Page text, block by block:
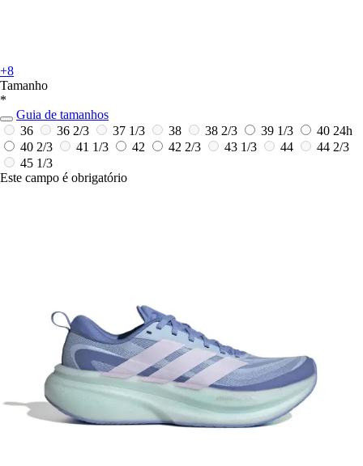
+8
Tamanho
*
Guia de tamanhos
36
36 2/3 37 1/3 38 38 2/3 39 1/3 40 24h
40 2/3
41 1/3 42 42 2/3 43 1/3 44
44 2/3
45 1/3
Este campo é obrigatório